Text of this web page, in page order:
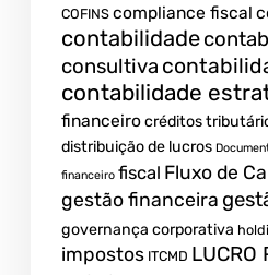
COFINS compliance fiscal
contabilidade
consultiva
contabilidade
financeirocréditos
distribuição de lucros
financeiro fiscal Fluxo de
gestão financeira
governança corporativa
impostos ITCMD LUCRO